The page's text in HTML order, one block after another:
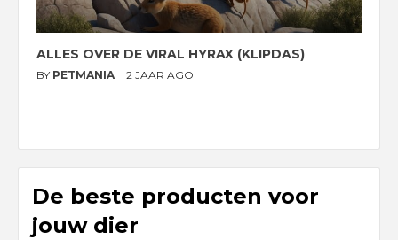
ALLES OVER DE VIRAL HYRAX (KLIPDAS)
BY PETMANIA 2 JAAR AGO
De beste producten voor
jouw dier